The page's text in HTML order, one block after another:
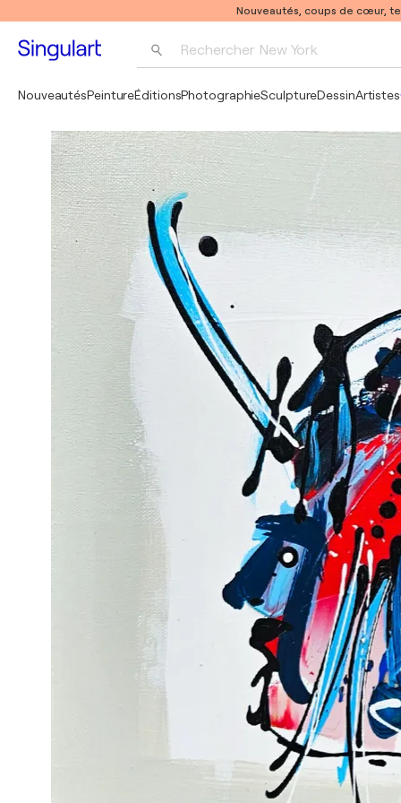
Nouveautés, coups de cœur,
Rechercher New York
Pablo Picasso
NouveautésPeintureÉditionsPhotographieSculptureDessinArtistes